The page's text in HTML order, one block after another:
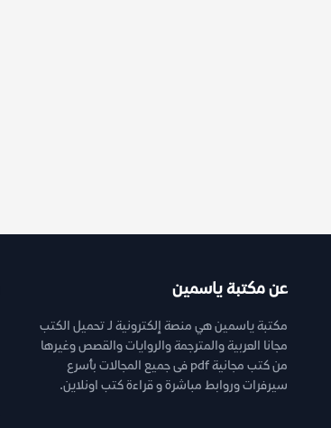
عن مكتبة ياسمين
مكتبة ياسمين هي منصة إلكترونية لـ تحميل الكتب
مجانا العربية والمترجمة والروايات والقصص وغيرها
من كتب مجانية pdf فى جميع المجالات بأسرع
سيرفرات وروابط مباشرة و قراءة كتب اونلاين.